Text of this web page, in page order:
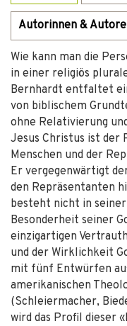
Autorinnen &
Wie kann man die
in einer religiös
Bernhardt entfaltet
von biblischem
ohne Relativierung
Jesus Christus ist der
Menschen und der
Er vergegenwärtigt
den Repräsentanten
besteht nicht in
Besonderheit seiner
einzigartigen
und der Wirklichkeit
mit fünf Entwürfen
amerikanischen
(Schleiermacher,
wird das Profil dieser